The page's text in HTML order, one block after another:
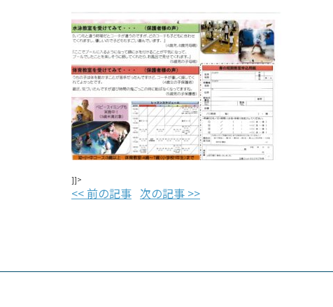
]]>
<< 前の記事 次の記事 >>